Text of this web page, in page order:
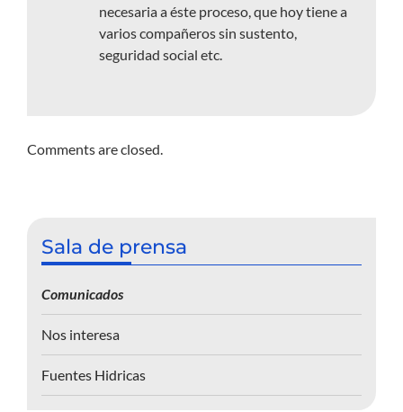
necesaria a éste proceso, que hoy tiene a
varios compañeros sin sustento,
seguridad social etc.
Comments are closed.
Sala de prensa
Comunicados
Nos interesa
Fuentes Hidricas